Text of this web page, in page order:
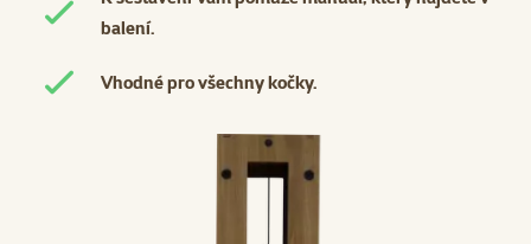
balení.
Vhodné pro všechny kočky.